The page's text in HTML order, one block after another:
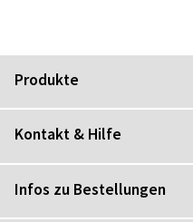
Produkte
Kontakt & Hilfe
Infos zu Bestellungen